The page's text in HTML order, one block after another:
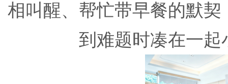
相叫醒、帮忙带早餐的默
到难题时凑在一